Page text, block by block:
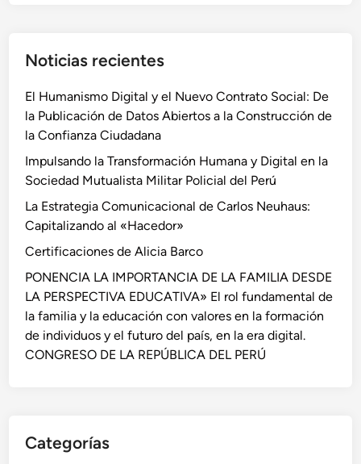
Noticias recientes
El Humanismo Digital y el Nuevo Contrato Social: De
la Publicación de Datos Abiertos a la Construcción de
la Confianza Ciudadana
Impulsando la Transformación Humana y Digital en la
Sociedad Mutualista Militar Policial del Perú
La Estrategia Comunicacional de Carlos Neuhaus:
Capitalizando al «Hacedor»
Certificaciones de Alicia Barco
PONENCIA LA IMPORTANCIA DE LA FAMILIA DESDE
LA PERSPECTIVA EDUCATIVA» El rol fundamental de
la familia y la educación con valores en la formación
de individuos y el futuro del país, en la era digital.
CONGRESO DE LA REPÚBLICA DEL PERÚ
Categorías